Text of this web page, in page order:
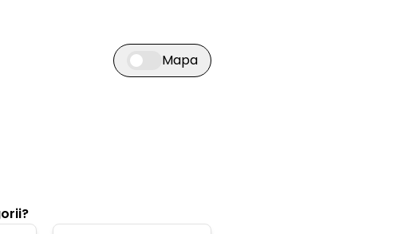
Przełącz widok mapy
Mapa